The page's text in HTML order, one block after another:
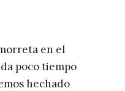
en el
poco tiempo
hechado